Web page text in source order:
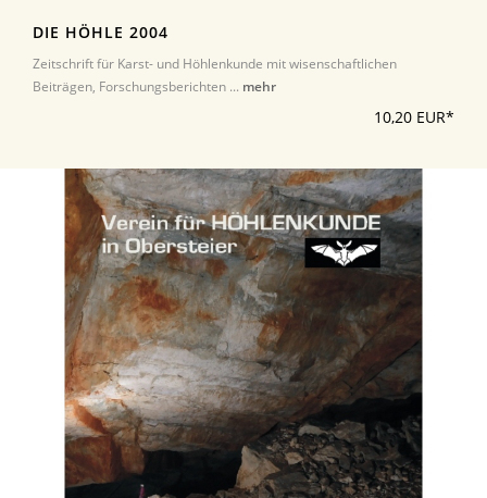
DIE HÖHLE 2004
Zeitschrift für Karst- und Höhlenkunde mit wisenschaftlichen
Beiträgen, Forschungsberichten ... mehr
10,20 EUR*